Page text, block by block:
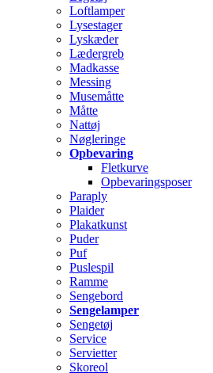
Loftlamper
Lysestager
Lyskæder
Lædergreb
Madkasse
Messing
Musemåtte
Måtte
Nattøj
Nøgleringe
Opbevaring
Fletkurve
Opbevaringsposer
Paraply
Plaider
Plakatkunst
Puder
Puf
Puslespil
Ramme
Sengebord
Sengelamper
Sengetøj
Service
Servietter
Skoreol